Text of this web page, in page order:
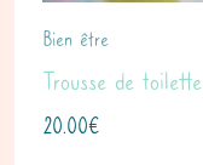
Bien être
Trousse de toilette
20.00€